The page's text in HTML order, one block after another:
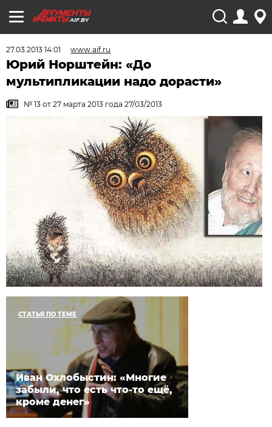
AIF.BY
27.03.2013 14:01 www.aif.ru
Юрий Норштейн: «До
мультипликации надо дорасти»
№ 13 от 27 марта 2013 года 27/03/2013
СТАТЬЯ ПО ТЕМЕ
Иван Охлобыстин: «Многие
забыли, что есть что-то ещё,
кроме денег»